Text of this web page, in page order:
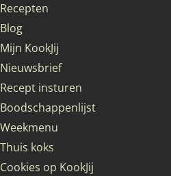
Recepten
Blog
Mijn KookJij
Nieuwsbrief
Recept insturen
Boodschappenlijst
Weekmenu
Thuis koks
Cookies op KookJij